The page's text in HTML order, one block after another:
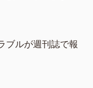
ブルが週刊誌で報